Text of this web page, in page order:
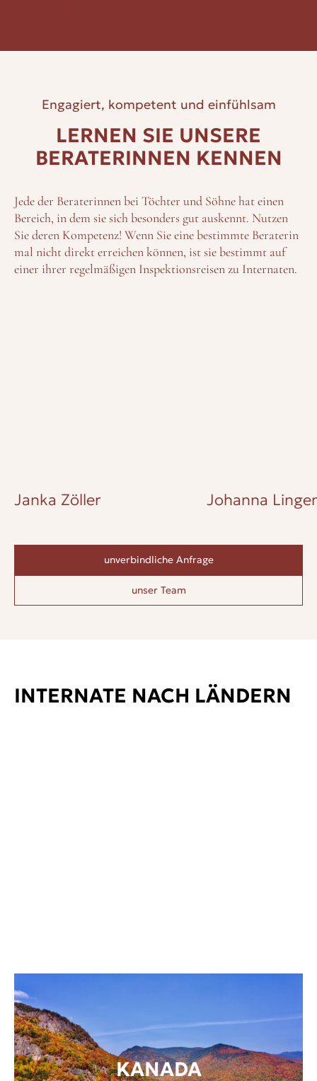
Engagiert, kompetent und einfühlsam
LERNEN SIE UNSERE
BERATERINNEN KENNEN
Jede der Beraterinnen bei Töchter und Söhne hat einen
Bereich, in dem sie sich besonders gut auskennt. Nutzen
Sie deren Kompetenz! Wenn Sie eine bestimmte Beraterin
mal nicht direkt erreichen können, ist sie bestimmt auf
einer ihrer regelmäßigen Inspektionsreisen zu Internaten.
Janka Zöller Johanna
unverbindliche Anfrage
unser Team
INTERNATE NACH LÄNDERN
KANADA